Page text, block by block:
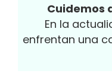
Cuidemos
En la
enfrentan una